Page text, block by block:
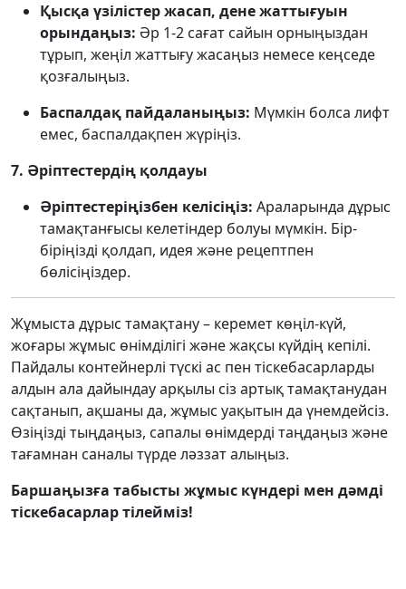
Қысқа үзілістер жасап, дене жаттығуын
орындаңыз: Әр 1-2 сағат сайын орныңыздан
тұрып, жеңіл жаттығу жасаңыз немесе кеңседе
қозғалыңыз.
Баспалдақ пайдаланыңыз: Мүмкін болса лифт
емес, баспалдақпен жүріңіз.
7. Әріптестердің қолдауы
Әріптестеріңізбен келісіңіз: Араларында дұрыс
тамақтанғысы келетіндер болуы мүмкін. Бір-
біріңізді қолдап, идея және рецептпен
бөлісіңіздер.
Жұмыста дұрыс тамақтану – керемет көңіл-күй,
жоғары жұмыс өнімділігі және жақсы күйдің кепілі.
Пайдалы контейнерлі түскі ас пен тіскебасарларды
алдын ала дайындау арқылы сіз артық тамақтанудан
сақтанып, ақшаны да, жұмыс уақытын да үнемдейсіз.
Өзіңізді тыңдаңыз, сапалы өнімдерді таңдаңыз және
тағамнан саналы түрде ләззат алыңыз.
Баршаңызға табысты жұмыс күндері мен дәмді
тіскебасарлар тілейміз!